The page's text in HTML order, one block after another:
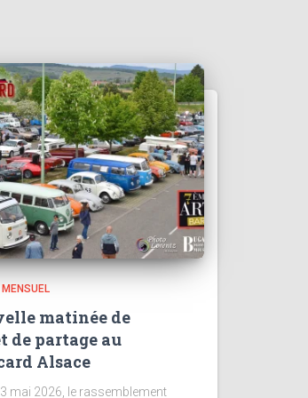
matinée de
de partage au
Alsace
mai 2026, le rassemblement